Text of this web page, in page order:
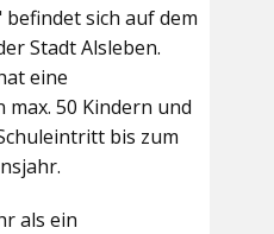
sich auf dem
Stadt Alsleben.
eine
50 Kindern und
bis zum
als ein